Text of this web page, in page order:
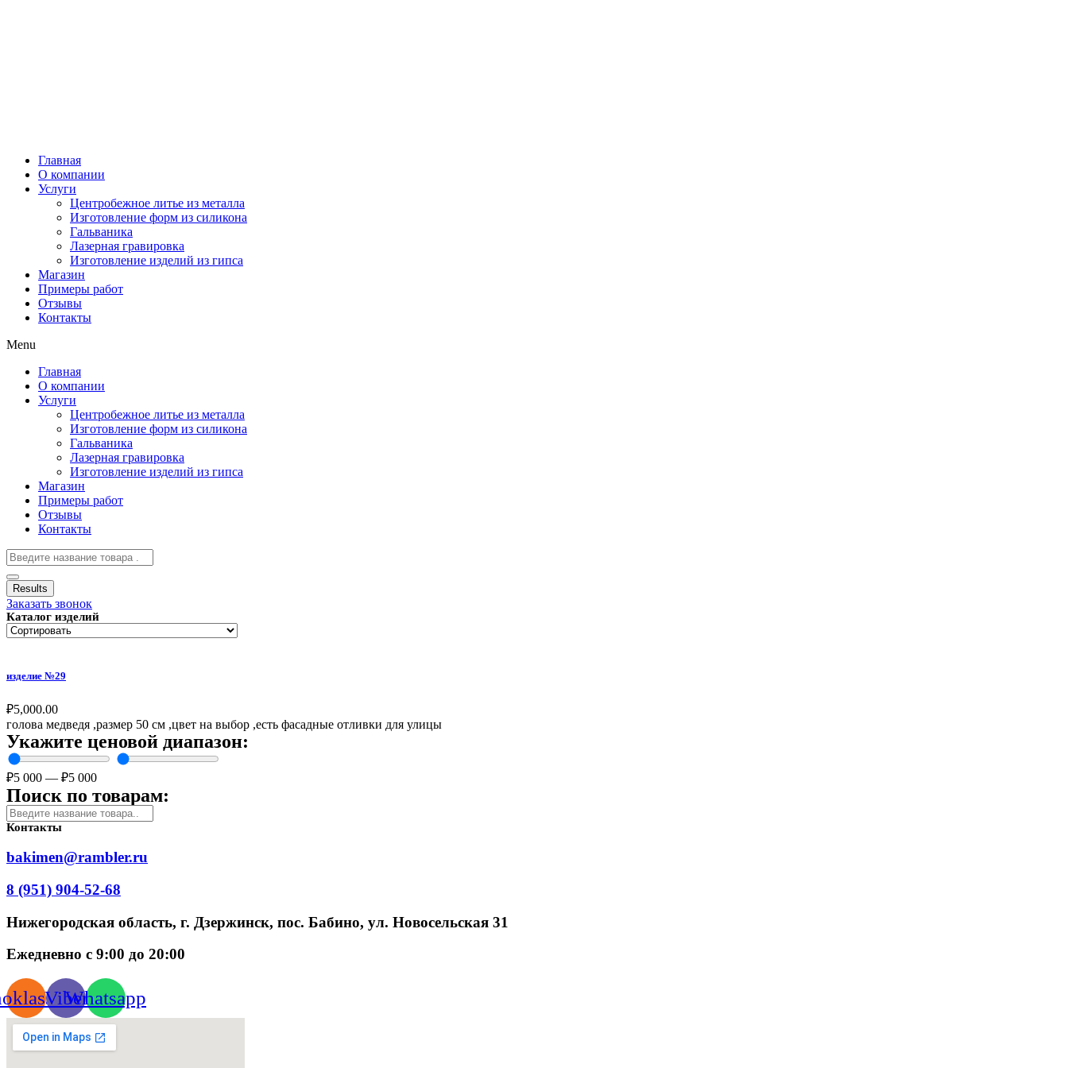
Главная
О компании
Услуги
Центробежное литье из металла
Изготовление форм из силикона
Гальваника
Лазерная гравировка
Изготовление изделий из гипса
Магазин
Примеры работ
Отзывы
Контакты
Menu
Главная
О компании
Услуги
Центробежное литье из металла
Изготовление форм из силикона
Гальваника
Лазерная гравировка
Изготовление изделий из гипса
Магазин
Примеры работ
Отзывы
Контакты
Results
Заказать звонок
Каталог изделий
изделие №29
₽5,000.00
голова медведя ,размер 50 см ,цвет на выбор ,есть фасадные отливки для улицы
Укажите ценовой диапазон:
₽5 000 — ₽5 000
Поиск по товарам:
Контакты
bakimen@rambler.ru
8 (951) 904-52-68
Нижегородская область, г. Дзержинск, пос. Бабино, ул. Новосельская 31
Ежедневно с 9:00 до 20:00
ViberWhatsapp